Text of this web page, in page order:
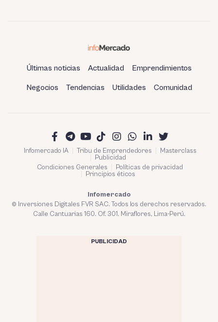
Últimas noticias Actualidad Emprendimientos
Negocios Tendencias Utilidades Comunidad
Infomercado IA Tribu de Emprendedores
Masterclass
Publicidad
Condiciones Generales
Políticas de privacidad
Principios éticos
Infomercado
© Inversiones Digitales FVR SAC. Todos los derechos reservados.
Calle Cantuarias 160. Of. 301. Miraflores, Lima-Perú.
PUBLICIDAD